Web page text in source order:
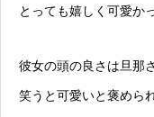
とっても嬉しく可愛か
彼女の頭の良さは旦那
笑うと可愛いと褒めら